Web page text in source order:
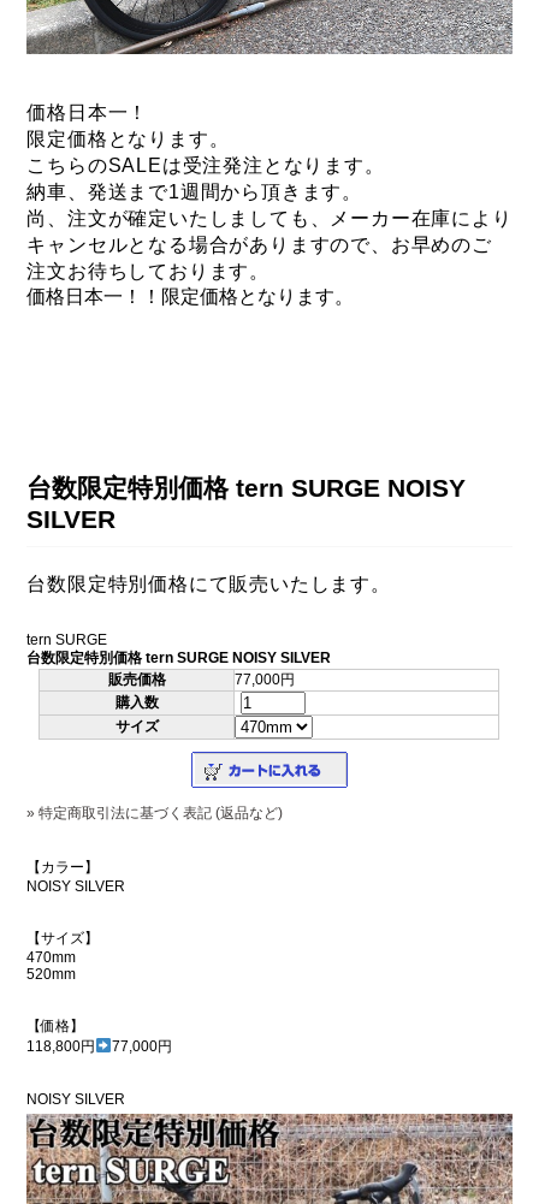
価格日本一！
限定価格となります。
こちらのSALEは受注発注となります。
納車、発送まで1週間から頂きます。
尚、注文が確定いたしましても、
メーカー在庫により
キャンセルとなる場合がありますので、 お早めのご
注文お待ちしております。
価格日本一！！限定価格となります。
台数限定特別価格 tern SURGE NOISY
SILVER
台数限定特別価格にて販売いたします。
tern SURGE
台数限定特別価格 tern SURGE NOISY SILVER
販売価格
77,000円
購入数
サイズ
» 特定商取引法に基づく表記 (返品など)
【カラー】
NOISY SILVER
【サイズ】
470mm
520mm
【価格】
118,800円
77,000円
NOISY SILVER